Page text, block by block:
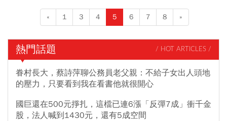
象展邀集逾百家智慧科技、智慧製造企業，推動台印合作交流。黃
志芳也點出，半導體是台印合作重點，印度商業巨擘「塔塔集團」
從人才交流著手，展現高度互補性。
« 1 3 4 5 6 7 8 »
熱門話題 / HOT ARTICLES /
眷村長大，蔡詩萍聊公務員老父親：不給子女出人頭地
的壓力，只要看到我在看書他就很開心
國巨還在500元掙扎，這檔已連6漲「反彈7成」衝千金
股，法人喊到1430元，還有5成空間